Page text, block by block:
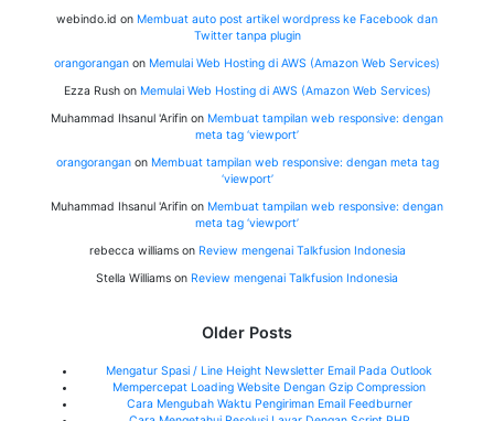
webindo.id on Membuat auto post artikel wordpress ke Facebook dan
Twitter tanpa plugin
orangorangan on Memulai Web Hosting di AWS (Amazon Web Services)
Ezza Rushon Memulai Web Hosting di AWS (Amazon Web Services)
Muhammad Ihsanul 'Arifin on Membuat tampilan web responsive: dengan
meta tag ‘viewport’
orangoranganon Membuat tampilan web responsive: dengan meta tag
‘viewport’
Muhammad Ihsanul 'Arifin on Membuat tampilan web responsive: dengan
meta tag ‘viewport’
rebecca williamson Review mengenai Talkfusion Indonesia
Stella Williams on Review mengenai Talkfusion Indonesia
Older Posts
Mengatur Spasi / Line Height Newsletter Email Pada Outlook
Mempercepat Loading Website Dengan Gzip Compression
Cara Mengubah Waktu Pengiriman Email Feedburner